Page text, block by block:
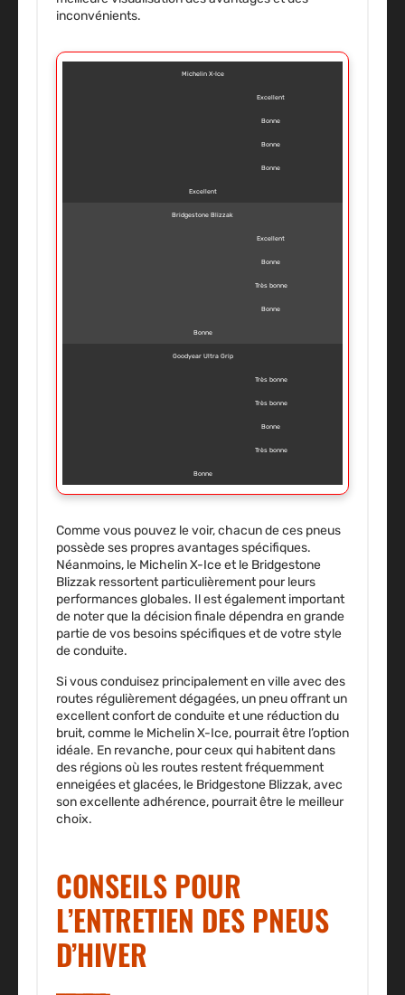
inconvénients.
Michelin X-Ice
Excellent
Bonne
Bonne
Bonne
Excellent
Bridgestone Blizzak
Excellent
Bonne
Très bonne
Bonne
Bonne
Goodyear Ultra Grip
Très bonne
Très bonne
Bonne
Très bonne
Bonne
Comme vous pouvez le voir, chacun de ces pneus
possède ses propres avantages spécifiques.
Néanmoins, le Michelin X-Ice et le Bridgestone
Blizzak ressortent particulièrement pour leurs
performances globales. Il est également important
de noter que la décision finale dépendra en grande
partie de vos besoins spécifiques et de votre style
de conduite.
Si vous conduisez principalement en ville avec des
routes régulièrement dégagées, un pneu offrant un
excellent confort de conduite et une réduction du
bruit, comme le Michelin X-Ice, pourrait être l’option
idéale. En revanche, pour ceux qui habitent dans
des régions où les routes restent fréquemment
enneigées et glacées, le Bridgestone Blizzak, avec
son excellente adhérence, pourrait être le meilleur
choix.
CONSEILS POUR
L’ENTRETIEN DES PNEUS
D’HIVER